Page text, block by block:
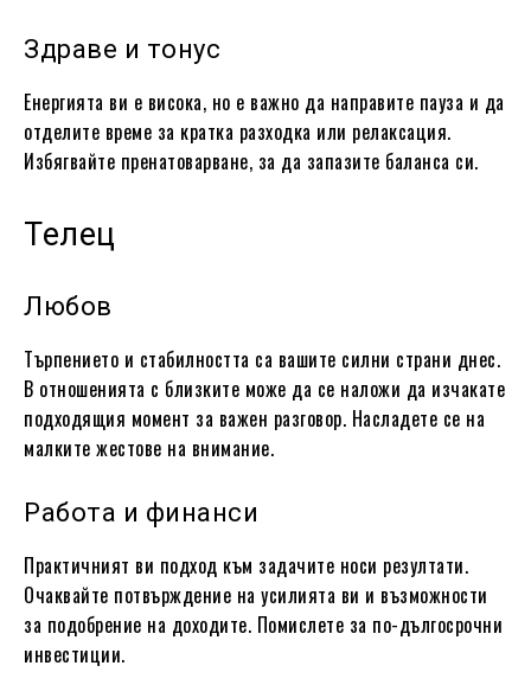
Здраве и тонус
Енергията ви е висока, но е важно да направите пауза и да
отделите време за кратка разходка или релаксация.
Избягвайте пренатоварване, за да запазите баланса си.
Телец
Любов
Търпението и стабилността са вашите силни страни днес.
В отношенията с близките може да се наложи да изчакате
подходящия момент за важен разговор. Насладете се на
малките жестове на внимание.
Работа и финанси
Практичният ви подход към задачите носи резултати.
Очаквайте потвърждение на усилията ви и възможности
за подобрение на доходите. Помислете за по-дългосрочни
инвестиции.